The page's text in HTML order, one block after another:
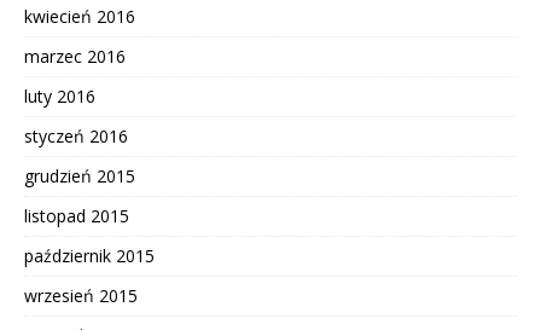
kwiecień 2016
marzec 2016
luty 2016
styczeń 2016
grudzień 2015
listopad 2015
październik 2015
wrzesień 2015